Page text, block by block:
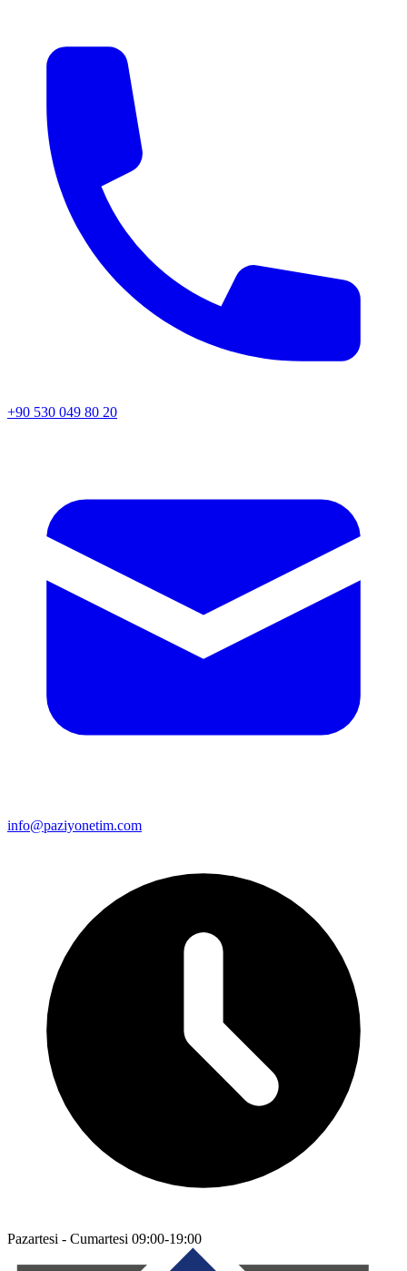
+90 530 049 80 20
info@paziyonetim.com
Pazartesi - Cumartesi 09:00-19:00